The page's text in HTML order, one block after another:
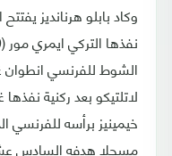
وكاد بابلو هرنانديز
الشوط للفرنسي
لاتلتيكو بعد ركنية
مسجلا هدفه السادس